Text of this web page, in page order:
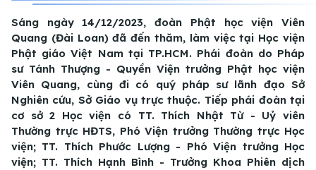
Sáng ngày 14/12/2023, đoàn Phật học viện Viên
Quang (Đài Loan) đã đến thăm, làm việc tại Học viện
Phật giáo Việt Nam tại TP.HCM. Phái đoàn do Pháp
sư Tánh Thượng - Quyền Viện trưởng Phật học viện
Viên Quang, cùng đi có quý pháp sư lãnh đạo Sở
Nghiên cứu, Sở Giáo vụ trực thuộc. Tiếp phái đoàn tại
cơ sở 2 Học viện có TT. Thích Nhật Từ - Uỷ viên
Thường trực HĐTS, Phó Viện trưởng Thường trực Học
viện; TT. Thích Phước Lượng - Phó Viện trưởng Học
viện; TT. Thích Hạnh Bình - Trưởng Khoa Phiên dịch